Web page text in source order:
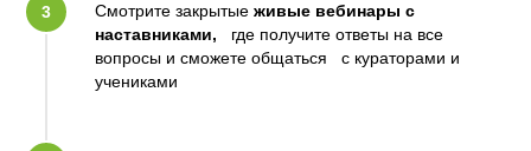
Смотрите закрытые живые вебинары с
наставниками, где получите ответы на все
вопросы и сможете общаться с кураторами и
учениками